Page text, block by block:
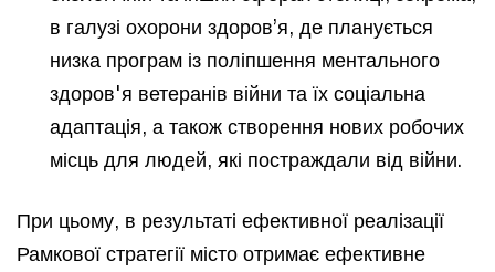
в галузі охорони здоров’я, де планується
низка програм із поліпшення ментального
здоров'я ветеранів війни та їх соціальна
адаптація, а також створення нових робочих
місць для людей, які постраждали від війни.
При цьому, в результаті ефективної реалізації
Рамкової стратегії місто отримає ефективне